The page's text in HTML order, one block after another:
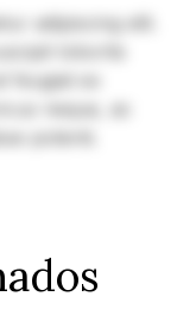
adipiscing elit.
lobortis
ex
neque, ac
potenti.